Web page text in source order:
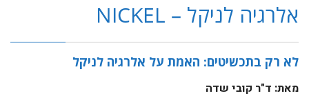
אלרגיה לניקל – NICKEL
לא רק בתכשיטים: האמת על אלרגיה לניקל
מאת: ד"ר קובי שדה